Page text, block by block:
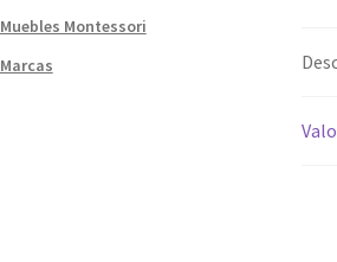
Muebles Montessori
Marcas